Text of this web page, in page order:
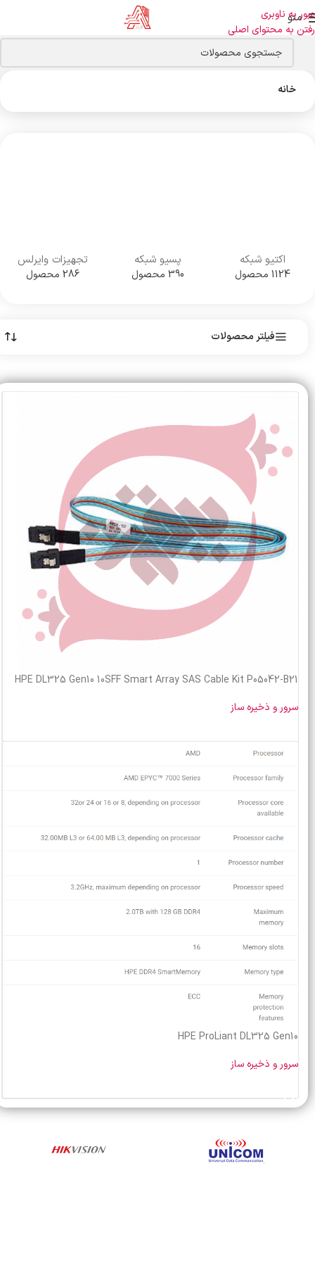
عبور به ناوبری
رفتن به محتوای اصلی
منو
خانه
اکتیو شبکه
1124 محصول
پسیو شبکه
390 محصول
تجهیزات وایرلس
286 محصول
فیلتر محصولات
HPE DL325 Gen10 10SFF Smart Array SAS Cable Kit P05042-B21
سرور و ذخیره ساز
HPE ProLiant DL325 Gen10
سرور و ذخیره ساز